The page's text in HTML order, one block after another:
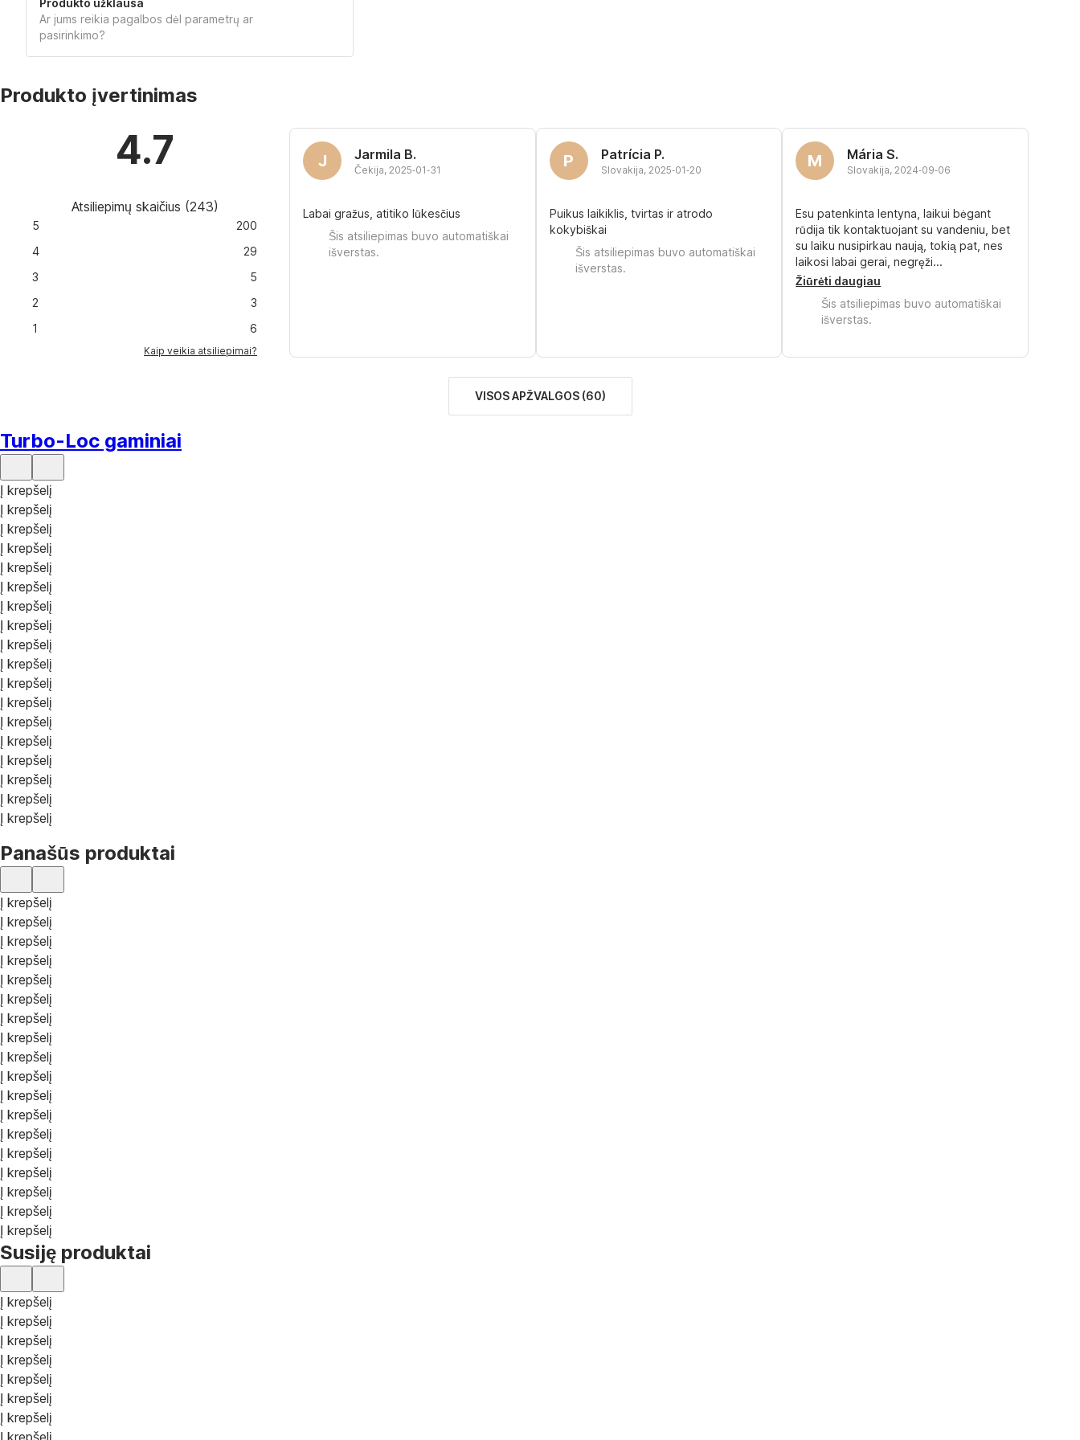
Produkto užklausa
Ar jums reikia pagalbos dėl parametrų ar
pasirinkimo?
Produkto įvertinimas
4.7
Atsiliepimų skaičius (243)
5
200
4
29
3
5
2
3
1
6
Kaip veikia atsiliepimai?
J Jarmila B.
Čekija, 2025‑01‑31
Labai gražus, atitiko lūkesčius
Šis atsiliepimas buvo automatiškai
išverstas.
P Patrícia P.
Slovakija, 2025‑01‑20
Puikus laikiklis, tvirtas ir atrodo
kokybiškai
Šis atsiliepimas buvo automatiškai
išverstas.
M Mária S.
Slovakija,2024‑09‑06
Esu patenkinta lentyna, laikui bėgant
rūdija tik kontaktuojant su vandeniu, bet
su laiku nusipirkau naują, tokią pat, nes
laikosi labai gerai, negręži...
Žiūrėti daugiau
Šis atsiliepimas buvo automatiškai
išverstas.
VISOS APŽVALGOS(60)
Turbo-Loc gaminiai
Į krepšelį
Į krepšelį
Į krepšelį
Į krepšelį
Į krepšelį
Į krepšelį
Į krepšelį
Į krepšelį
Į krepšelį
Į krepšelį
Į krepšelį
Į krepšelį
Į krepšelį
Į krepšelį
Į krepšelį
Į krepšelį
Į krepšelį
Į krepšelį
Panašūs produktai
Į krepšelį
Į krepšelį
Į krepšelį
Į krepšelį
Į krepšelį
Į krepšelį
Į krepšelį
Į krepšelį
Į krepšelį
Į krepšelį
Į krepšelį
Į krepšelį
Į krepšelį
Į krepšelį
Į krepšelį
Į krepšelį
Į krepšelį
Į krepšelį
Susiję produktai
Į krepšelį
Į krepšelį
Į krepšelį
Į krepšelį
Į krepšelį
Į krepšelį
Į krepšelį
Į krepšelį